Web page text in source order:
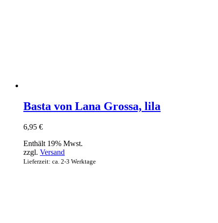
Basta von Lana Grossa, lila
6,95 €
Enthält 19% Mwst.
zzgl. Versand
Lieferzeit: ca. 2-3 Werktage